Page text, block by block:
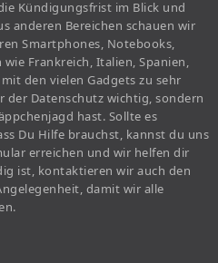
Kündigungsfrist im Blick und
anderen Bereichen schauen wir
Smartphones, Notebooks,
Frankreich, Italien, Spanien,
den vielen Gadgets zu sehr
der Datenschutz wichtig, sondern
hast. Sollte es
Du Hilfe brauchst, kannst du uns
erreichen und wir helfen dir
ist, kontaktieren wir auch den
damit wir alle